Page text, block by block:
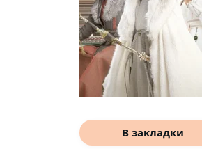
В закладки